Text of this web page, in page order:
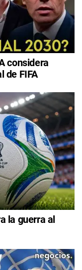
considera
de FIFA
la guerra al